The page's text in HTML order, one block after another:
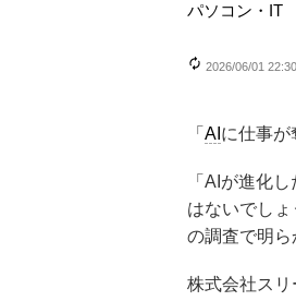
パソコン・IT
2026/06/01 22:30
「 AI に仕事が
「AIが進化
はないでし
の調査で明ら
株式会社ス